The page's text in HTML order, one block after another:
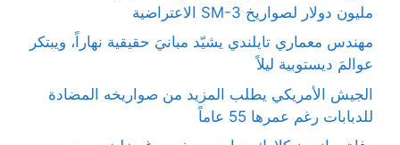
مليون دولار لصواريخ SM-3 الاعتراضية
مهندس معماري تايلندي يشيّد مبانيَ حقيقية نهاراً، ويبتكر
عوالمَ ديستوبية ليلاً
الجيش الأمريكي يطلب المزيد من صواريخه المضادة
للدبابات رغم عمرها 55 عاماً